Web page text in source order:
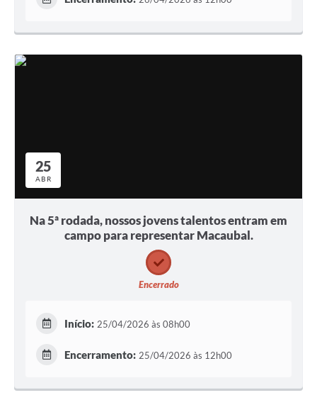
25
ABR
Na 5ª rodada, nossos jovens talentos entram em
campo para representar Macaubal.
Encerrado
Início: 25/04/2026 às 08h00
Encerramento: 25/04/2026 às 12h00